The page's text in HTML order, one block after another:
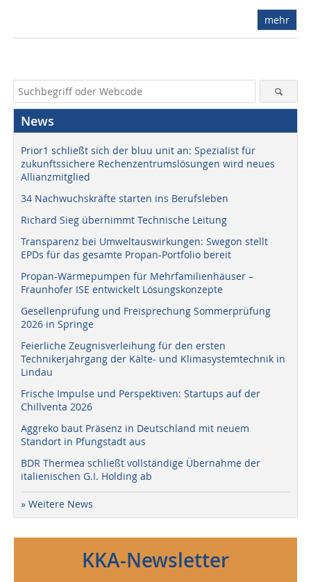
mehr
News
Prior1 schließt sich der bluu unit an: Spezialist für
zukunftssichere Rechenzentrumslösungen wird neues
Allianzmitglied
34 Nachwuchskräfte starten ins Berufsleben
Richard Sieg übernimmt Technische Leitung
Transparenz bei Umweltauswirkungen: Swegon stellt
EPDs für das gesamte Propan-Portfolio bereit
Propan-Wärmepumpen für Mehrfamilienhäuser –
Fraunhofer ISE entwickelt Lösungskonzepte
Gesellenprüfung und Freisprechung Sommerprüfung
2026 in Springe
Feierliche Zeugnisverleihung für den ersten
Technikerjahrgang der Kälte- und Klimasystemtechnik in
Lindau
Frische Impulse und Perspektiven: Startups auf der
Chillventa 2026
Aggreko baut Präsenz in Deutschland mit neuem
Standort in Pfungstadt aus
BDR Thermea schließt vollständige Übernahme der
italienischen G.I. Holding ab
» Weitere News
KKA-Newsletter